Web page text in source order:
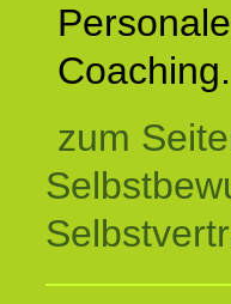
Coaching.
zum